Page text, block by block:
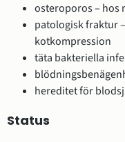
osteroporos – hos
patologisk fraktur
kotkompression
täta bakteriella
hereditet för
Status